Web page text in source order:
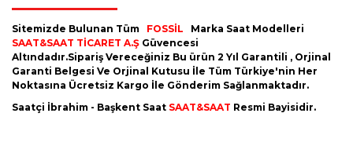
Sitemizde Bulunan Tüm FOSSİL
Marka Saat Modelleri
SAAT&SAAT TİCARET A.Ş Güvencesi
Altındadır.Sipariş Vereceğiniz Bu ürün 2 Yıl Garantili , Orjinal
Garanti Belgesi Ve Orjinal Kutusu İle Tüm Türkiye'nin Her
Noktasına Ücretsiz Kargo İle Gönderim Sağlanmaktadır.
Saatçi İbrahim - Başkent Saat SAAT&SAAT Resmi Bayisidir.